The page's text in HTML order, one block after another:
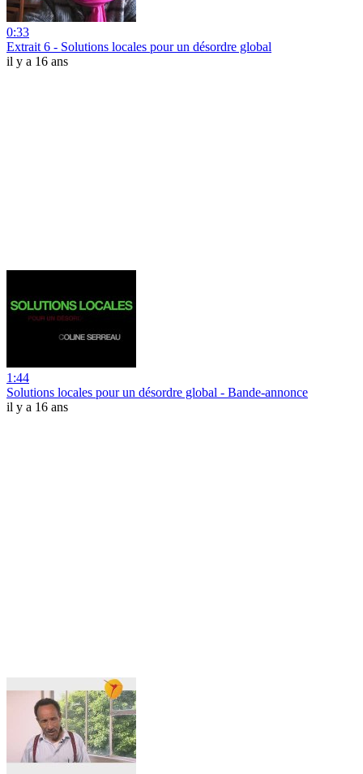
0:33
Extrait 6 - Solutions locales pour un désordre global
il y a 16 ans
1:44
Solutions locales pour un désordre global - Bande-annonce
il y a 16 ans